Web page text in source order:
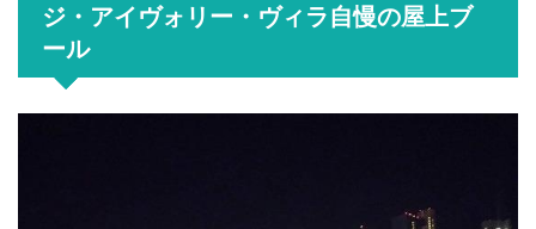
ジ・アイヴォリー・ヴィラ自慢の屋上ブ
ール